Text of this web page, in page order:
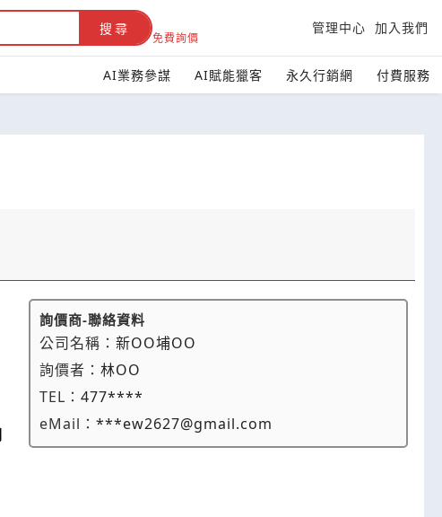
搜尋
免費詢價
管理中心 加入我們
AI業務參謀 AI賦能獵客 永久行銷網 付費服務
詢價商-聯絡資料
公司名稱：新OO埔OO
詢價者：林OO
TEL：477****
eMail：***ew2627@gmail.com